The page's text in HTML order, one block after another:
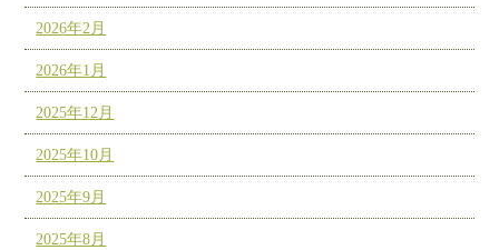
2026年2月
2026年1月
2025年12月
2025年10月
2025年9月
2025年8月